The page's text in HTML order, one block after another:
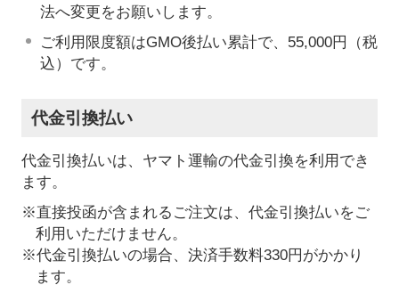
法へ変更をお願いします。
ご利用限度額はGMO後払い累計で、55,000円（税
込）です。
代金引換払い
代金引換払いは、ヤマト運輸の代金引換を利用でき
ます。
※直接投函が含まれるご注文は、代金引換払いをご
利用いただけません。
※代金引換払いの場合、決済手数料330円がかかり
ます。